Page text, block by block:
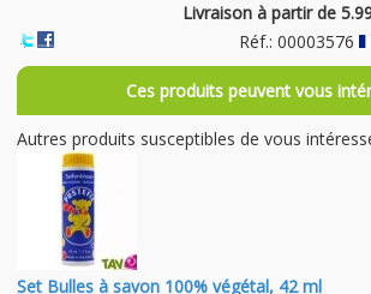
Livraison à partir de
Réf.: 00003576
Ces produits peuvent vous
Autres produits susceptibles de vous
Set Bulles à savon 100% végétal, 42 ml